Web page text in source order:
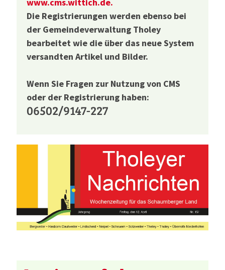
Die Registrierungen werden ebenso bei
der Gemeindeverwaltung Tholey
bearbeitet wie die über das neue System
versandten Artikel und Bilder.
Wenn Sie Fragen zur Nutzung von CMS
oder der Registrierung haben:
06502/9147-227